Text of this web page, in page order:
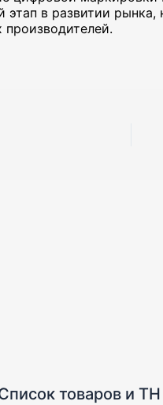
этап в развитии
производителей.
товаров и